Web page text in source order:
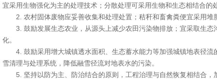
宜采用生物强化为主的处理技术；分散处理可采用生物和生态相结合的
2. 农村固体废物应妥善收集和处理处置；秸秆和畜禽粪便宜采用堆
3. 鼓励发展生态农业，从源头上减少农田污染物排放；宜采取生态
化。
4. 鼓励采用增大城镇透水面积、生态蓄水能力等加强城镇地表径流
雪清理与处理系统，降低融雪径流对地表水的污染。
5. 坚持以防为主、防治结合的原则，工程治理与自然恢复相结合，